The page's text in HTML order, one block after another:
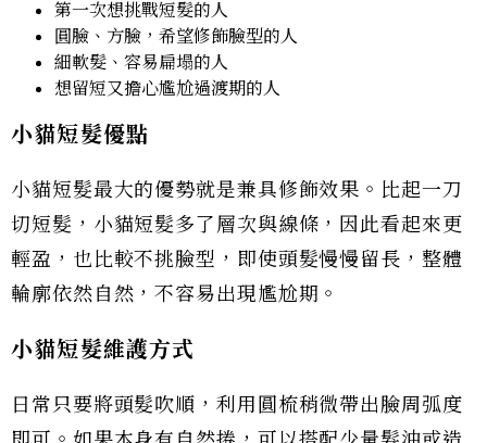
第一次想挑戰短髮的人
圓臉、方臉，希望修飾臉型的人
細軟髮、容易扁塌的人
想留短又擔心尷尬過渡期的人
小貓短髮優點
小貓短髮最大的優勢就是兼具修飾效果。比起一刀
切短髮，小貓短髮多了層次與線條，因此看起來更
輕盈，也比較不挑臉型，即使頭髮慢慢留長，整體
輪廓依然自然，不容易出現尷尬期。
小貓短髮維護方式
日常只要將頭髮吹順，利用圓梳稍微帶出臉周弧度